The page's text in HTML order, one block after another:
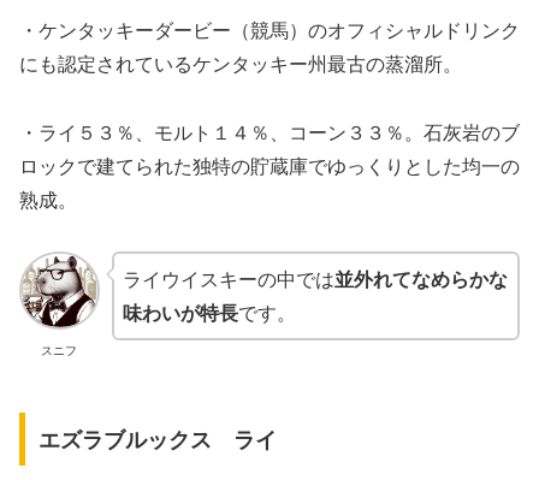
・ケンタッキーダービー（競馬）のオフィシャルドリンク
にも認定されているケンタッキー州最古の蒸溜所。
・ライ５３％、モルト１４％、コーン３３％。石灰岩のブ
ロックで建てられた独特の貯蔵庫でゆっくりとした均一の
熟成。
スニフ
ライウイスキーの中では並外れてなめらかな
味わいが特長です。
エズラブルックス ライ